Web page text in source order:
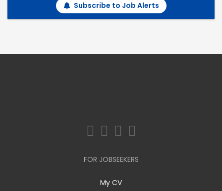
Subscribe to Job Alerts
FOR JOBSEEKERS
My CV